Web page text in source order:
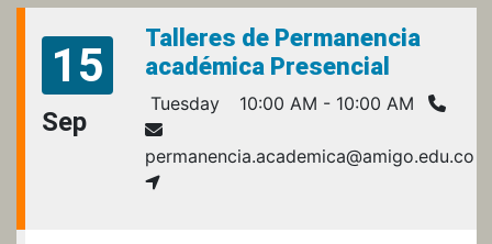
15
Sep
Talleres de Permanencia
académica Presencial
Tuesday 10:00 AM - 10:00 AM
permanencia.academica@amigo.edu.co